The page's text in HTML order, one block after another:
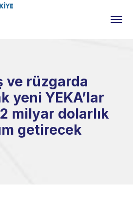
ve rüzgarda
yeni YEKA’lar
milyar dolarlık
getirecek